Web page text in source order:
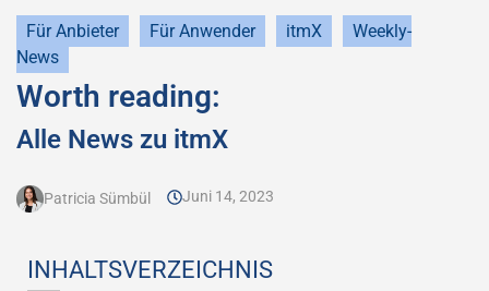
Für Anbieter Für Anwender itmX
Weekly-
News
Worth reading:
Alle News zu itmX
Patricia Sümbül Juni 14, 2023
INHALTSVERZEICHNIS